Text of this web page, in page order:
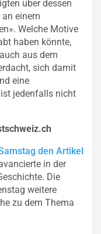
über dessen
einem
Welche Motive
haben könnte,
aus dem
sich damit
eine
jedenfalls nicht
den Artikel
in der
Die
weitere
zu dem Thema